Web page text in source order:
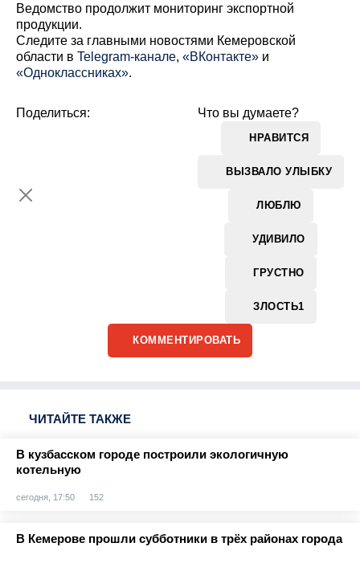
Ведомство продолжит мониторинг экспортной
продукции.
Cледите за главными новостями Кемеровской
области в Telegram-канале, «ВКонтакте» и
«Одноклассниках».
Что вы думаете?
НРАВИТСЯ
ВЫЗВАЛО УЛЫБКУ
ЛЮБЛЮ
УДИВИЛО
ГРУСТНО
ЗЛОСТЬ1
Поделиться:
КОММЕНТИРОВАТЬ
ЧИТАЙТЕ ТАКЖЕ
В кузбасском городе построили экологичную
котельную
сегодня, 17:50 152
В Кемерове прошли субботники в трёх районах города